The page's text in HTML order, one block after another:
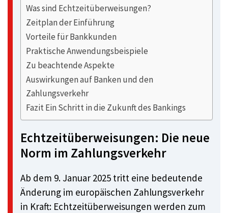
Was sind Echtzeitüberweisungen?
Zeitplan der Einführung
Vorteile für Bankkunden
Praktische Anwendungsbeispiele
Zu beachtende Aspekte
Auswirkungen auf Banken und den
Zahlungsverkehr
Fazit Ein Schritt in die Zukunft des Bankings
Echtzeitüberweisungen: Die neue
Norm im Zahlungsverkehr
Ab dem 9. Januar 2025 tritt eine bedeutende
Änderung im europäischen Zahlungsverkehr
in Kraft: Echtzeitüberweisungen werden zum